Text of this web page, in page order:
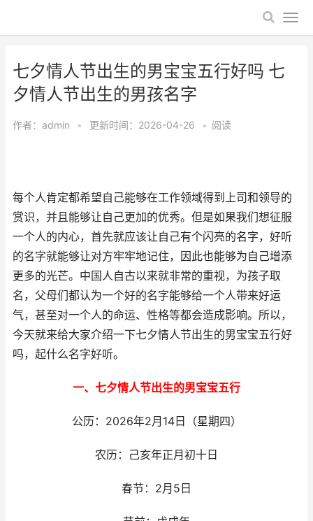
七夕情人节出生的男宝宝五行好吗 七
夕情人节出生的男孩名字
作者： admin • 更新时间：2026-04-26 • 阅读
每个人肯定都希望自己能够在工作领域得到上司和领导的
赏识，并且能够让自己更加的优秀。但是如果我们想征服
一个人的内心，首先就应该让自己有个闪亮的名字，好听
的名字就能够让对方牢牢地记住，因此也能够为自己增添
更多的光芒。中国人自古以来就非常的重视，为孩子取
名，父母们都认为一个好的名字能够给一个人带来好运
气，甚至对一个人的命运、性格等都会造成影响。所以，
今天就来给大家介绍一下七夕情人节出生的男宝宝五行好
吗，起什么名字好听。
一、七夕情人节出生的男宝宝五行
公历：2026年2月14日（星期四）
农历：己亥年正月初十日
春节：2月5日